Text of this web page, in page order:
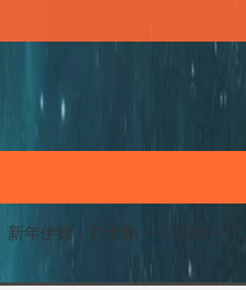
新年伊始，打卡第一！庆祝一下。